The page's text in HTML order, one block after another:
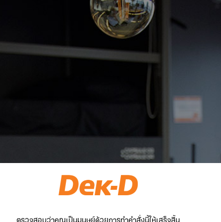
ตรวจสอบว่าคุณเป็นมนุษย์ด้วยการทำคำสั่งนี้ให้เสร็จสิ้น